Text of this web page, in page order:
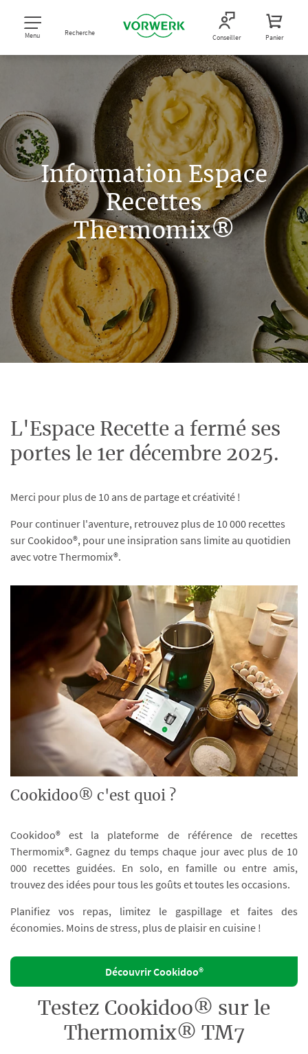
Menu Recherche Conseiller Panier
Information Espace
Recettes
Thermomix®
L'Espace Recette a fermé ses
portes le 1er décembre 2025.
Merci pour plus de 10 ans de partage et créativité !
Pour continuer l'aventure, retrouvez plus de 10 000 recettes
sur Cookidoo®, pour une insipration sans limite au quotidien
avec votre Thermomix®.
Cookidoo® c'est quoi ?
Cookidoo® est la plateforme de référence de recettes
Thermomix®. Gagnez du temps chaque jour avec plus de 10
000 recettes guidées. En solo, en famille ou entre amis,
trouvez des idées pour tous les goûts et toutes les occasions.
Planifiez vos repas, limitez le gaspillage et faites des
économies. Moins de stress, plus de plaisir en cuisine !
Découvrir Cookidoo®
Testez Cookidoo® sur le
Thermomix® TM7